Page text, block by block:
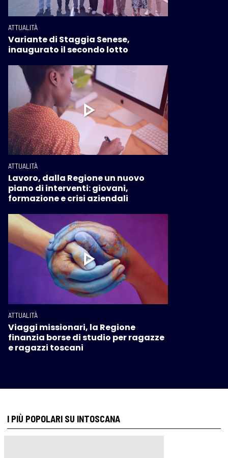
ATTUALITÀ
Variante di Staggia Senese,
inaugurato il secondo lotto
ATTUALITÀ
Lavoro, dalla Regione un nuovo
piano di interventi: giovani,
formazione e crisi aziendali
ATTUALITÀ
Viaggi missionari, la Regione
finanzia borse di studio per ragazze
e ragazzi toscani
I PIÙ POPOLARI SU INTOSCANA